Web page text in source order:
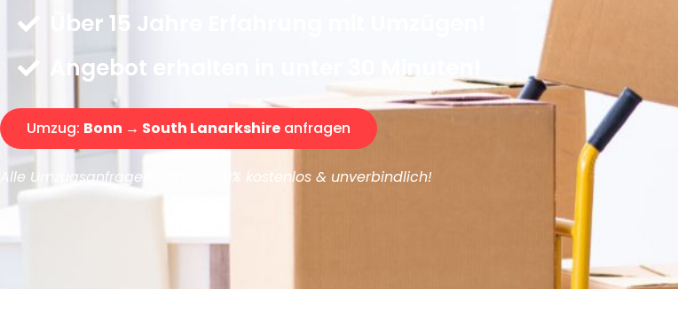
Über 15 Jahre Erfahrung mit Umzügen!
Angebot erhalten in unter 30 Minuten!
Umzug: Bonn → South Lanarkshire anfragen
Alle Umzugsanfragen sind zu 100% kostenlos & unverbindlich!